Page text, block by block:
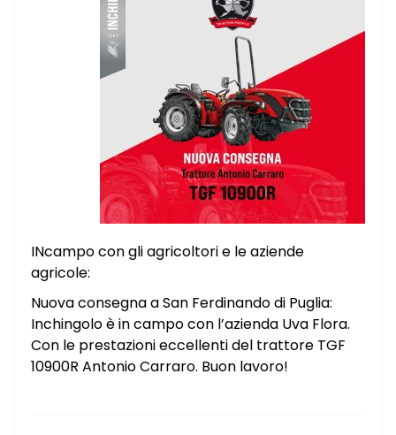
INcampo con gli agricoltori e le aziende
agricole:
Nuova consegna a San Ferdinando di Puglia:
Inchingolo è in campo con l’azienda Uva Flora.
Con le prestazioni eccellenti del trattore TGF
10900R Antonio Carraro. Buon lavoro!